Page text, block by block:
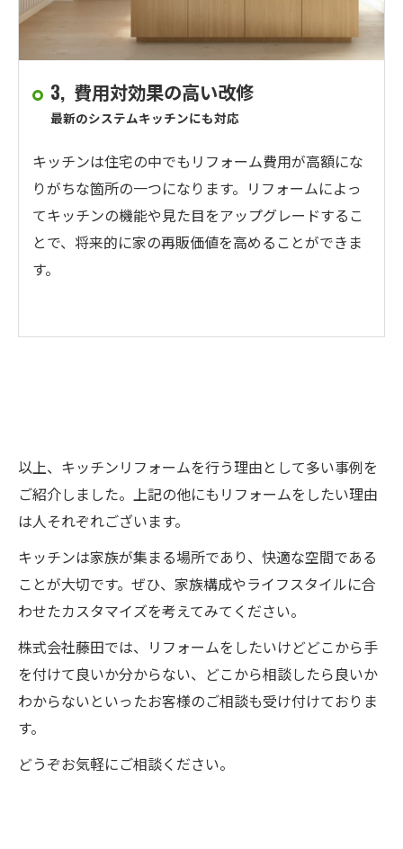
3, 費用対効果の高い改修
最新のシステムキッチンにも対応
キッチンは住宅の中でもリフォーム費用が高額にな
りがちな箇所の一つになります。リフォームによっ
てキッチンの機能や見た目をアップグレードするこ
とで、将来的に家の再販価値を高めることができま
す。
以上、キッチンリフォームを行う理由として多い事例を
ご紹介しました。上記の他にもリフォームをしたい理由
は人それぞれございます。
キッチンは家族が集まる場所であり、快適な空間である
ことが大切です。ぜひ、家族構成やライフスタイルに合
わせたカスタマイズを考えてみてください。
株式会社藤田では、リフォームをしたいけどどこから手
を付けて良いか分からない、どこから相談したら良いか
わからないといったお客様のご相談も受け付けておりま
す。
どうぞお気軽にご相談ください。